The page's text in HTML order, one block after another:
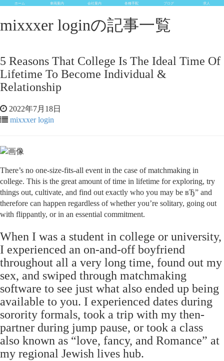
ホーム 車両案内 会社案内 各種手配 ブログ 求人
mixxxer loginの記事一覧
5 Reasons That College Is The Ideal Time Of
Lifetime To Become Individual &
Relationship
2022年7月18日
mixxxer login
There’s no one-size-fits-all event in the case of matchmaking in
college. This is the great amount of time in lifetime for exploring, try
things out, cultivate, and find out exactly who you may be вЂ” and
therefore can happen regardless of whether you’re solitary, going out
with flippantly, or in an essential commitment.
When I was a student in college or university,
I experienced an on-and-off boyfriend
throughout all a very long time, found out my
sex, and swiped through matchmaking
software to see just what also ended up being
available to you. I experienced dates during
sorority formals, took a trip with my then-
partner during jump pause, or took a class
also known as “love, fancy, and Romance” at
my regional Jewish lives hub.